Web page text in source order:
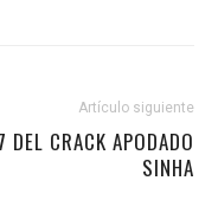
Artículo siguiente
DEL CRACK APODADO
SINHA